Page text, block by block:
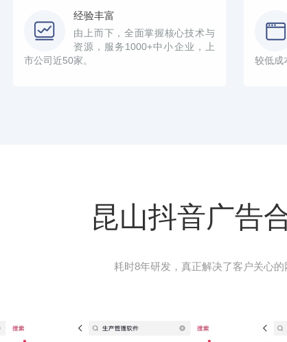
经验丰富
由上而下，全面掌握核心技术与
资源，服务1000+中小企业，上
市公司近50家。
较低成
昆山抖音广告
耗时8年研发，真正解决了客户关心的